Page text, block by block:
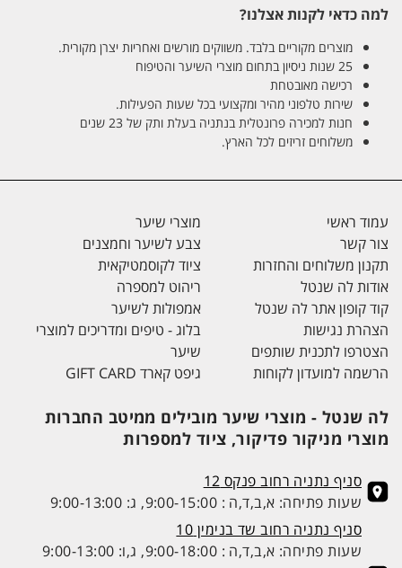
למה כדאי לקנות אצלנו?
מוצרים מקוריים בלבד. משווקים מורשים ואחריות יצרן מקורית.
25 שנות ניסיון בתחום מוצרי השיער והטיפוח
רכישה מאובטחת
שירות טלפוני מהיר ומקצועי בכל שעות הפעילות.
חנות למכירה פרונטלית בנתניה בעלת ותק של 23 שנים
משלוחים זריזים לכל הארץ.
עמוד ראשי
צור קשר
תקנון משלוחים והחזרות
אודות לה שנטל
קוד קופון אתר לה שנטל
הצהרת נגישות
הצטרפו לתכנית שותפים
הרשמה למועדון לקוחות
מוצרי שיער
צבע לשיער וחמצנים
ציוד לקוסמטיקאית
ריהוט למספרה
אמפולות לשיער
בלוג - טיפים ומדריכים למוצרי
שיער
גיפט קארד GIFT CARD
לה שנטל - מוצרי שיער מובילים ממיטב החברות
מוצרי מניקור פדיקור, ציוד למספרות
סניף נתניה רחוב פנקס 12
שעות פתיחה: א,ב,ד,ה : 9:00-15:00, ג: 9:00-13:00
סניף נתניה רחוב שד בנימין 10
שעות פתיחה: א,ב,ד,ה : 9:00-18:00, ג,ו: 9:00-13:00